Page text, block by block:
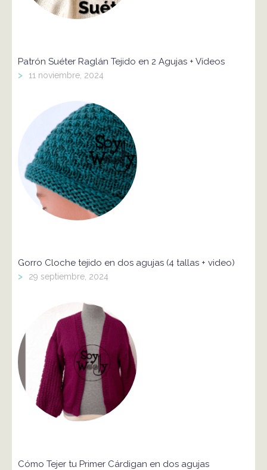
Patrón Suéter Raglán Tejido en 2 Agujas + Vídeos
> 11 noviembre, 2024
Gorro Cloche tejido en dos agujas (4 tallas + video)
> 29 septiembre, 2024
Cómo Tejer tu Primer Cárdigan en dos agujas